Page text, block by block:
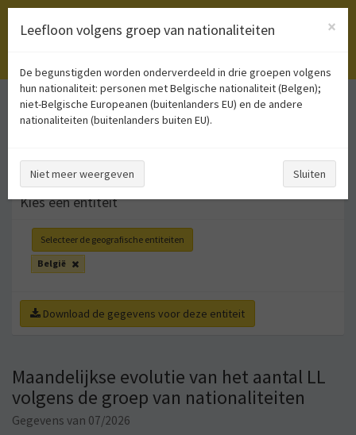
het
navigatiemenu
Leefloon volgens
groep van
nationaliteiten
×
Leefloon volgens groep van nationaliteiten
De begunstigden worden onderverdeeld in drie groepen volgens
hun nationaliteit: personen met Belgische nationaliteit (Belgen);
niet-Belgische Europeanen (buitenlanders EU) en de andere
nationaliteiten (buitenlanders buiten EU).
Niet meer weergeven Sluiten
Kies een entiteit
Verander
van
entiteit
Selecteer de geografische entiteiten
België
Download de gegevens voor deze entiteit
Maandelijkse evolutie van het aantal LL
volgens de groep van nationaliteiten
Gegevens van 07/2026